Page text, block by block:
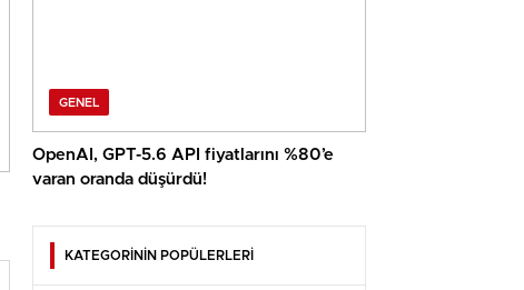
GENEL
OpenAI, GPT-5.6 API fiyatlarını %80’e
varan oranda düşürdü!
KATEGORİNİN POPÜLERLERİ